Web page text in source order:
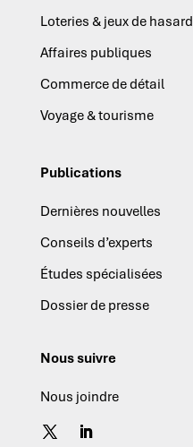
Loteries & jeux de hasard
Affaires publiques
Commerce de détail
Voyage & tourisme
Publications
Dernières nouvelles
Conseils d’experts
Études spécialisées
Dossier de presse
Nous suivre
Nous joindre